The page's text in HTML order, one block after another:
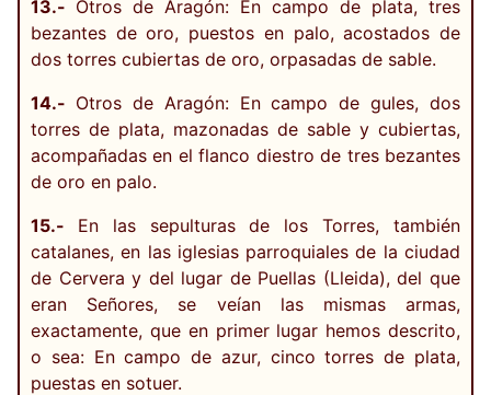
13.- Otros de Aragón: En campo de plata, tres
bezantes de oro, puestos en palo, acostados de
dos torres cubiertas de oro, orpasadas de sable.
14.- Otros de Aragón: En campo de gules, dos
torres de plata, mazonadas de sable y cubiertas,
acompañadas en el flanco diestro de tres bezantes
de oro en palo.
15.- En las sepulturas de los Torres, también
catalanes, en las iglesias parroquiales de la ciudad
de Cervera y del lugar de Puellas (Lleida), del que
eran Señores, se veían las mismas armas,
exactamente, que en primer lugar hemos descrito,
o sea: En campo de azur, cinco torres de plata,
puestas en sotuer.